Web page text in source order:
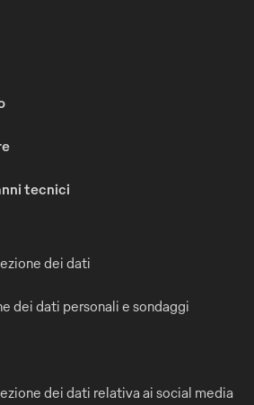
tecnici
dei dati
dei dati personali e sondaggi
dei dati relativa ai social media